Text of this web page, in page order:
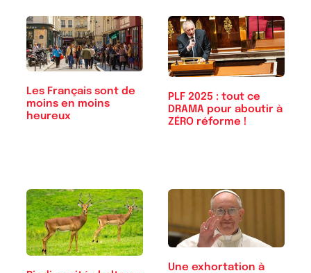
Les Français sont de
moins en moins
heureux
PLF 2025 : tout ce
DRAMA pour aboutir à
ZÉRO réforme !
Une exhortation à